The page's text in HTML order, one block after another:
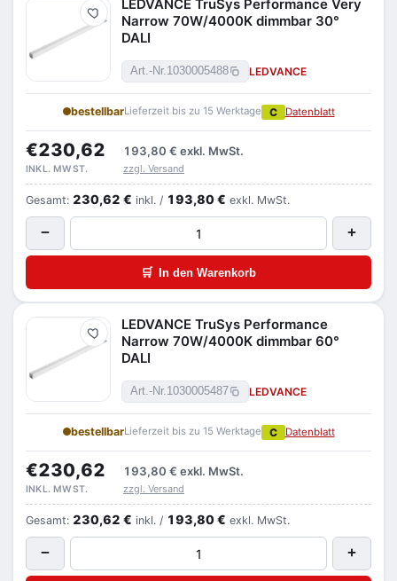
Merken
LEDVANCE TruSys Performance Very
Narrow 70W/4000K dimmbar 30°
DALI
Art.-Nr.1030005488 LEDVANCE
bestellbarLieferzeit bis zu 15 Werktage C Datenblatt
€230,62 193,80 € exkl. MwSt.
INKL. MWST. zzgl. Versand
Gesamt: 230,62 € inkl. / 193,80 € exkl. MwSt.
− +
🛒 In den Warenkorb
Merken
LEDVANCE TruSys Performance
Narrow 70W/4000K dimmbar 60°
DALI
Art.-Nr.1030005487 LEDVANCE
bestellbarLieferzeit bis zu 15 Werktage C Datenblatt
€230,62 193,80 € exkl. MwSt.
INKL. MWST. zzgl. Versand
Gesamt: 230,62 € inkl. / 193,80 € exkl. MwSt.
− +